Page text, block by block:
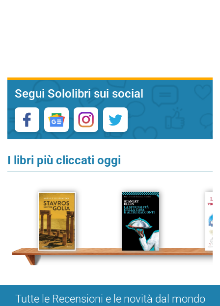
Segui Sololibri sui social
I libri più cliccati oggi
Tutte le Recensioni e le novità dal mondo